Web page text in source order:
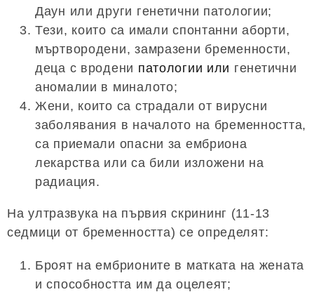
Даун или други генетични патологии;
Тези, които са имали спонтанни аборти,
мъртвородени, замразени бременности,
деца с вродени патологии или генетични
аномалии в миналото;
Жени, които са страдали от вирусни
заболявания в началото на бременността,
са приемали опасни за ембриона
лекарства или са били изложени на
радиация.
На ултразвука на първия скрининг (11-13
седмици от бременността) се определят:
Броят на ембрионите в матката на жената
и способността им да оцелеят;